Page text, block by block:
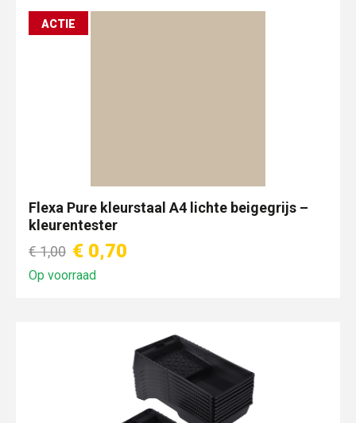
ACTIE
Flexa Pure kleurstaal A4 lichte beigegrijs –
kleurentester
€ 1,00 € 0,70
Op voorraad